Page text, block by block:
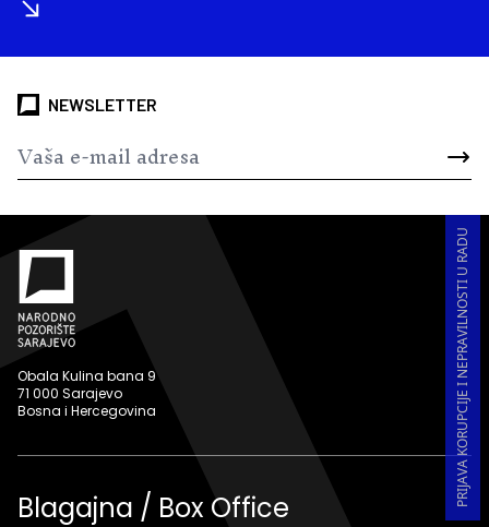
NEWSLETTER
PRIJAVA KORUPCIJE I NEPRAVILNOSTI U RADU
Obala Kulina bana 9
71 000 Sarajevo
Bosna i Hercegovina
Blagajna / Box Office